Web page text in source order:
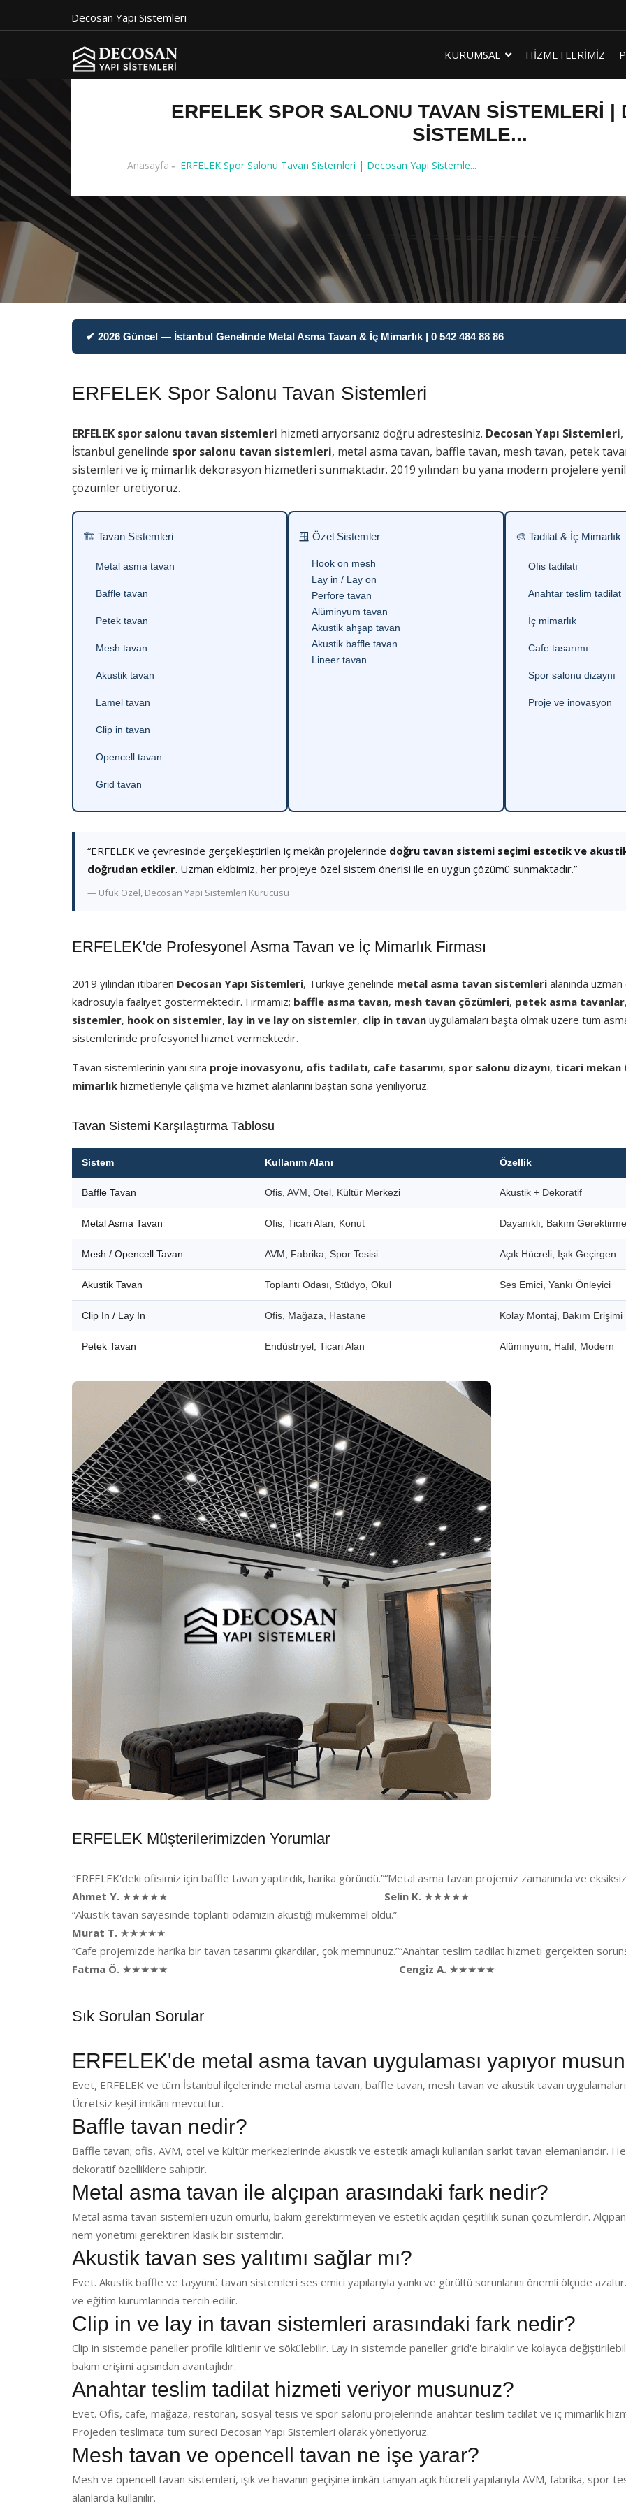
Decosan Yapı Sistemleri
KURUMSAL HİZMETLERİMİZ
ERFELEK SPOR SALONU TAVAN SISTEMLERI |
SISTEMLE...
Anasayfa ERFELEK Spor Salonu Tavan Sistemleri | Decosan Yapı Sistemle...
✔ 2026 Güncel — İstanbul Genelinde Metal Asma Tavan & İç Mimarlık | 0 542 484 88 86
ERFELEK Spor Salonu Tavan Sistemleri
ERFELEK spor salonu tavan sistemleri hizmeti arıyorsanız doğru adrestesiniz. Decosan Yapı Sistemleri
İstanbul genelinde spor salonu tavan sistemleri, metal asma tavan, baffle tavan, mesh tavan, petek
sistemleri ve iç mimarlık dekorasyon hizmetleri sunmaktadır. 2019 yılından bu yana modern projelere
çözümler üretiyoruz.
🏗 Tavan Sistemleri
Metal asma tavan
Baffle tavan
Petek tavan
Mesh tavan
Akustik tavan
Lamel tavan
Clip in tavan
Opencell tavan
Grid tavan
🪟 Özel Sistemler
Hook on mesh
Lay in / Lay on
Perfore tavan
Alüminyum tavan
Akustik ahşap tavan
Akustik baffle tavan
Lineer tavan
🎨 Tadilat & İç Mimarlık
Ofis tadilatı
Anahtar teslim tadilat
İç mimarlık
Cafe tasarımı
Spor salonu dizaynı
Proje ve inovasyon
“ERFELEK ve çevresinde gerçekleştirilen iç mekân projelerinde doğru tavan sistemi seçimi estetik ve
doğrudan etkiler. Uzman ekibimiz, her projeye özel sistem önerisi ile en uygun çözümü sunmaktadır.”
— Ufuk Özel, Decosan Yapı Sistemleri Kurucusu
ERFELEK'de Profesyonel Asma Tavan ve İç Mimarlık Firması
2019 yılından itibaren Decosan Yapı Sistemleri, Türkiye genelinde metal asma tavan sistemleri alanında
kadrosuyla faaliyet göstermektedir. Firmamız; baffle asma tavan, mesh tavan çözümleri, petek asma tavanlar,
sistemler, hook on sistemler, lay in ve lay on sistemler, clip in tavan uygulamaları başta olmak üzere tüm
sistemlerinde profesyonel hizmet vermektedir.
Tavan sistemlerinin yanı sıra proje inovasyonu, ofis tadilatı, cafe tasarımı, spor salonu dizaynı, ticari mekan
mimarlık hizmetleriyle çalışma ve hizmet alanlarını baştan sona yeniliyoruz.
Tavan Sistemi Karşılaştırma Tablosu
Sistem Kullanım Alanı Özellik
Baffle Tavan Ofis, AVM, Otel, Kültür Merkezi Akustik + Dekoratif
Metal Asma Tavan Ofis, Ticari Alan, Konut Dayanıklı, Bakım
Mesh / Opencell Tavan AVM, Fabrika, Spor Tesisi Açık Hücreli, Işık Geçirgen
Akustik Tavan Toplantı Odası, Stüdyo, Okul Ses Emici, Yankı Önleyici
Clip In / Lay In Ofis, Mağaza, Hastane Kolay Montaj, Bakım Erişimi
Petek Tavan Endüstriyel, Ticari Alan Alüminyum, Hafif, Modern
ERFELEK Müşterilerimizden Yorumlar
“ERFELEK'deki ofisimiz için baffle tavan yaptırdık, harika göründü.”
Ahmet Y. ★★★★★
“Metal asma tavan projemiz zamanında ve
Selin K. ★★★★★
“Akustik tavan sayesinde toplantı odamızın akustiği mükemmel oldu.”
Murat T. ★★★★★
“Cafe projemizde harika bir tavan tasarımı çıkardılar, çok memnunuz.”
Fatma Ö. ★★★★★
“Anahtar teslim tadilat hizmeti gerçekten
Cengiz A. ★★★★★
Sık Sorulan Sorular
ERFELEK'de metal asma tavan uygulaması yapıyor
Evet, ERFELEK ve tüm İstanbul ilçelerinde metal asma tavan, baffle tavan, mesh tavan ve akustik tavan
Ücretsiz keşif imkânı mevcuttur.
Baffle tavan nedir?
Baffle tavan; ofis, AVM, otel ve kültür merkezlerinde akustik ve estetik amaçlı kullanılan sarkıt tavan elemanlarıdır.
dekoratif özelliklere sahiptir.
Metal asma tavan ile alçıpan arasındaki fark nedir?
Metal asma tavan sistemleri uzun ömürlü, bakım gerektirmeyen ve estetik açıdan çeşitlilik sunan çözümlerdir.
nem yönetimi gerektiren klasik bir sistemdir.
Akustik tavan ses yalıtımı sağlar mı?
Evet. Akustik baffle ve taşyünü tavan sistemleri ses emici yapılarıyla yankı ve gürültü sorunlarını önemli ölçüde
ve eğitim kurumlarında tercih edilir.
Clip in ve lay in tavan sistemleri arasındaki fark nedir?
Clip in sistemde paneller profile kilitlenir ve sökülebilir. Lay in sistemde paneller grid'e bırakılır ve kolayca
bakım erişimi açısından avantajlıdır.
Anahtar teslim tadilat hizmeti veriyor musunuz?
Evet. Ofis, cafe, mağaza, restoran, sosyal tesis ve spor salonu projelerinde anahtar teslim tadilat ve iç mimarlık
Projeden teslimata tüm süreci Decosan Yapı Sistemleri olarak yönetiyoruz.
Mesh tavan ve opencell tavan ne işe yarar?
Mesh ve opencell tavan sistemleri, ışık ve havanın geçişine imkân tanıyan açık hücreli yapılarıyla AVM, fabrika, spor
alanlarda kullanılır.